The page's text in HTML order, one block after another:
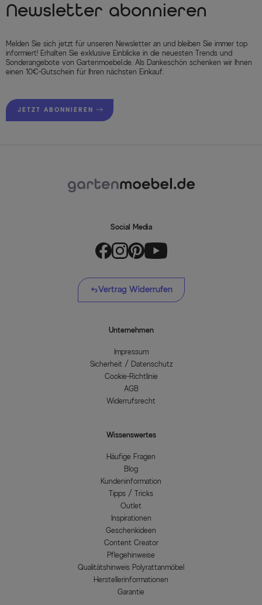
Newsletter abonnieren
Melden Sie sich jetzt für unseren Newsletter an und bleiben Sie immer top
informiert! Erhalten Sie exklusive Einblicke in die neuesten Trends und
Sonderangebote von Gartenmoebel.de. Als Dankeschön schenken wir Ihnen
einen 10€-Gutschein für Ihren nächsten Einkauf.
JETZT ABONNIEREN
Social Media
Vertrag Widerrufen
Unternehmen
Impressum
Sicherheit / Datenschutz
Cookie-Richtlinie
AGB
Widerrufsrecht
Wissenswertes
Häufige Fragen
Blog
Kundeninformation
Tipps / Tricks
Outlet
Inspirationen
Geschenkideen
Content Creator
Pflegehinweise
Qualitätshinweis Polyrattanmöbel
Herstellerinformationen
Garantie